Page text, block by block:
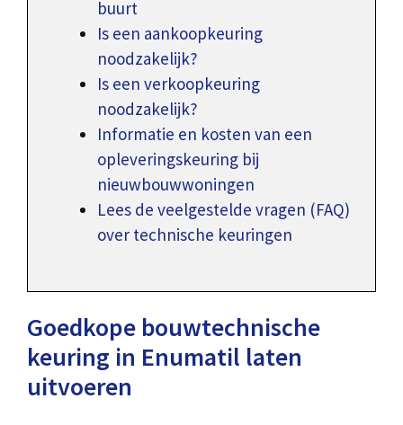
buurt
Is een aankoopkeuring
noodzakelijk?
Is een verkoopkeuring
noodzakelijk?
Informatie en kosten van een
opleveringskeuring bij
nieuwbouwwoningen
Lees de veelgestelde vragen (FAQ)
over technische keuringen
Goedkope bouwtechnische
keuring in Enumatil laten
uitvoeren